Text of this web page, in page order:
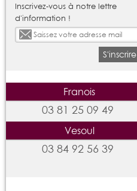
Inscrivez-vous à notre lettre
d'information !
S'inscrire
Franois
03 81 25 09 49
Vesoul
03 84 92 56 39